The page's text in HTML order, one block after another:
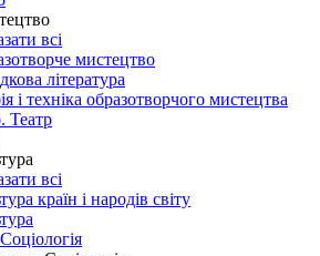
всі
мистецтво
література
і техніка образотворчого мистецтва
Театр
всі
країн і народів світу